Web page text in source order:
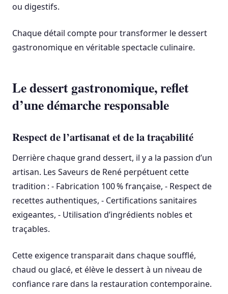
ou digestifs.
Chaque détail compte pour transformer le dessert
gastronomique en véritable spectacle culinaire.
Le dessert gastronomique, reflet
d’une démarche responsable
Respect de l’artisanat et de la traçabilité
Derrière chaque grand dessert, il y a la passion d’un
artisan. Les Saveurs de René perpétuent cette
tradition : - Fabrication 100 % française, - Respect de
recettes authentiques, - Certifications sanitaires
exigeantes, - Utilisation d’ingrédients nobles et
traçables.
Cette exigence transparait dans chaque soufflé,
chaud ou glacé, et élève le dessert à un niveau de
confiance rare dans la restauration contemporaine.